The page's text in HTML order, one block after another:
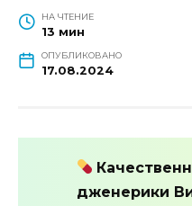
НА ЧТЕНИЕ
13 мин
ОПУБЛИКОВАНО
17.08.2024
дженерики